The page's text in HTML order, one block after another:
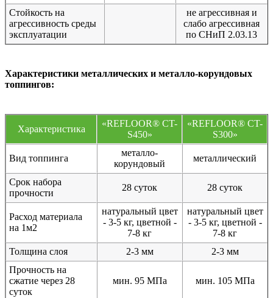
Стойкость на
агрессивность среды
эксплуатации
не агрессивная и
слабо агрессивная
по СНиП 2.03.13
Характеристики металлических и металло-корундовых
топпингов:
Характеристика
«REFLOOR® CT-
S450»
«REFLOOR® CT-
S300»
Вид топпинга
металло-
корундовый
металлический
Срок набора
прочности
28 суток 28 суток
Расход материала
на 1м2
натуральный цвет
- 3-5 кг, цветной -
7-8 кг
натуральный цвет
- 3-5 кг, цветной -
7-8 кг
Толщина слоя
2-3 мм
2-3 мм
Прочность на
сжатие через 28
суток
мин. 95 МПа мин. 105 МПа